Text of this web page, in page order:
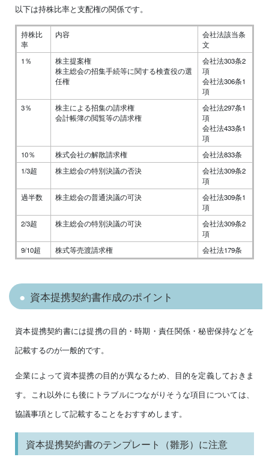
以下は持株比率と支配権の関係です。
持株比
率
内容
会社法該当条
文
1％
株主提案権
株主総会の招集手続等に関する検査役の選
任権
会社法303条2
項
会社法306条1
項
3％
株主による招集の請求権
会計帳簿の閲覧等の請求権
会社法297条1
項
会社法433条1
項
10％
株式会社の解散請求権
会社法833条
1/3超
株主総会の特別決議の否決
会社法309条2
項
過半数
株主総会の普通決議の可決
会社法309条1
項
2/3超
株主総会の特別決議の可決
会社法309条2
項
9/10超
株式等売渡請求権 会社法179条
資本提携契約書作成のポイント
資本提携契約書には提携の目的・時期・責任関係・秘密保持などを
記載するのが一般的です。
企業によって資本提携の目的が異なるため、目的を定義しておきま
す。これ以外にも後にトラブルにつながりそうな項目については、
協議事項として記載することをおすすめします。
資本提携契約書のテンプレート（雛形）に注意